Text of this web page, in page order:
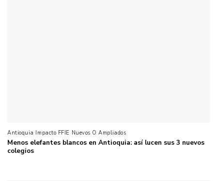
Antioquia Impacto FFIE Nuevos O Ampliados
Menos elefantes blancos en Antioquia: así lucen sus 3 nuevos
colegios